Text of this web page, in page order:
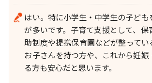
はい。特に小学生・中学生の子ども
が多いです。子育て支援として、
助制度や提携保育園などが整ってい
お子さんを持つ方や、これから妊娠
る方も安心だと思います。